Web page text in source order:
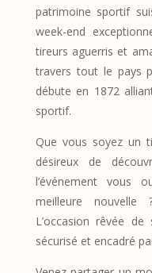
patrimoine sportif
week-end
tireurs aguerris et
travers tout le pays
débute en 1872
sportif.
Que vous soyez un
désireux de
l’événement vous
meilleure
L’occasion rêvée
sécurisé et encadré